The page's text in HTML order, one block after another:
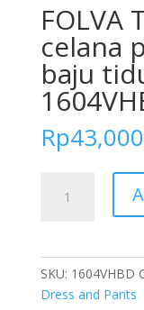
FOLVA
celana
baju
Rp43,000
Tanktop
SKU: 1604VHBD
Dress and Pants